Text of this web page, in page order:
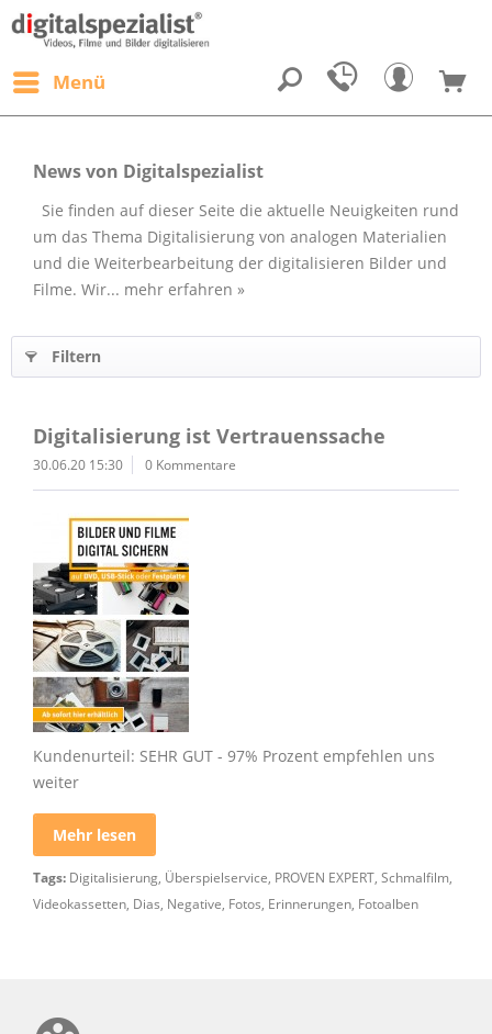
Menü
News von Digitalspezialist
Sie finden auf dieser Seite die aktuelle Neuigkeiten rund
um das Thema Digitalisierung von analogen Materialien
und die Weiterbearbeitung der digitalisieren Bilder und
Filme. Wir... mehr erfahren »
Filtern
Digitalisierung ist Vertrauenssache
30.06.20 15:30 0 Kommentare
Kundenurteil: SEHR GUT - 97% Prozent empfehlen uns
weiter
Mehr lesen
Tags: Digitalisierung, Überspielservice, PROVEN EXPERT, Schmalfilm,
Videokassetten, Dias, Negative, Fotos, Erinnerungen, Fotoalben